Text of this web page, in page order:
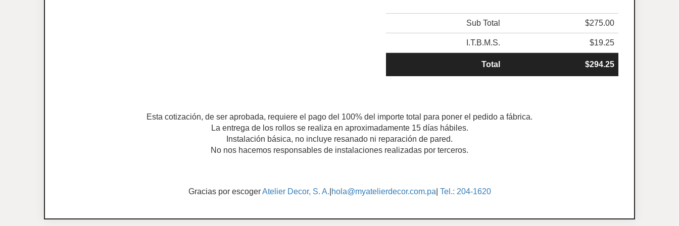
Sub Total $275.00
I.T.B.M.S. $19.25
Total $294.25
Esta cotización, de ser aprobada, requiere el pago del 100% del importe total para poner el pedido a fábrica.
La entrega de los rollos se realiza en aproximadamente 15 días hábiles.
Instalación básica, no incluye resanado ni reparación de pared.
No nos hacemos responsables de instalaciones realizadas por terceros.
Gracias por escogerAtelier Decor, S. A. hola@myatelierdecor.com.pa Tel.: 204-1620